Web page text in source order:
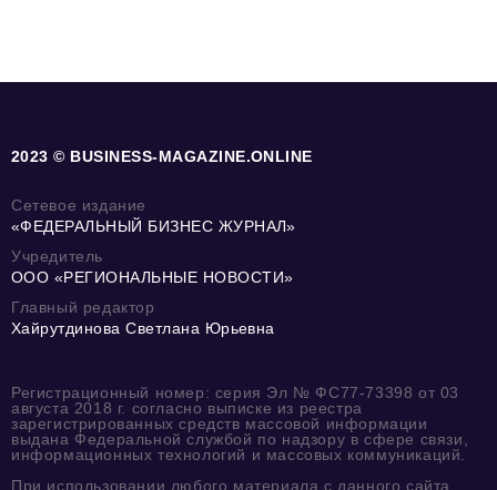
2023 © BUSINESS-MAGAZINE.ONLINE
Сетевое издание
«ФЕДЕРАЛЬНЫЙ БИЗНЕС ЖУРНАЛ»
Учредитель
ООО «РЕГИОНАЛЬНЫЕ НОВОСТИ»
Главный редактор
Хайрутдинова Светлана Юрьевна
Регистрационный номер: серия Эл № ФС77-73398 от 03
августа 2018 г. согласно выписке из реестра
зарегистрированных средств массовой информации
выдана Федеральной службой по надзору в сфере связи,
информационных технологий и массовых коммуникаций.
При использовании любого материала с данного сайта